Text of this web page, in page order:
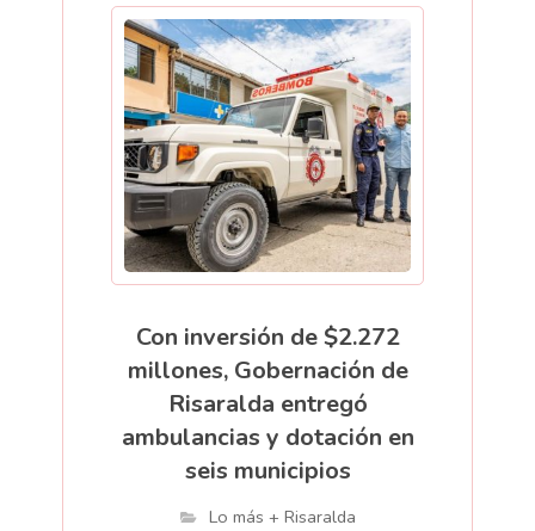
Con inversión de $2.272
millones, Gobernación de
Risaralda entregó
ambulancias y dotación en
seis municipios
Lo más + Risaralda